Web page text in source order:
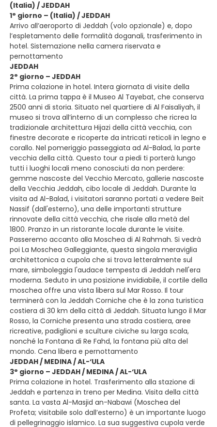
(Italia) / JEDDAH
1° giorno – (Italia) / JEDDAH
Arrivo all’aeroporto di Jeddah (volo opzionale) e, dopo
l’espletamento delle formalità doganali, trasferimento in
hotel. Sistemazione nella camera riservata e
pernottamento
JEDDAH
2° giorno – JEDDAH
Prima colazione in hotel. Intera giornata di visite della
città. La prima tappa è il Museo Al Tayebat, che conserva
2500 anni di storia. Situato nel quartiere di Al Faisaliyah, il
museo si trova all’interno di un complesso che ricrea la
tradizionale architettura Hijazi della città vecchia, con
finestre decorate e ricoperte da intricati reticoli in legno e
corallo. Nel pomeriggio passeggiata ad Al-Balad, la parte
vecchia della città. Questo tour a piedi ti porterà lungo
tutti i luoghi locali meno conosciuti da non perdere:
gemme nascoste del Vecchio Mercato, gallerie nascoste
della Vecchia Jeddah, cibo locale di Jeddah. Durante la
visita ad Al-Balad, i visitatori saranno portati a vedere Beit
Nassif (dall'esterno), una delle importanti strutture
rinnovate della città vecchia, che risale alla metà del
1800. Pranzo in un ristorante locale durante le visite.
Passeremo accanto alla Moschea di Al Rahmah. Si vedrà
poi La Moschea Galleggiante, questa singola meraviglia
architettonica a cupola che si trova letteralmente sul
mare, simboleggia l'audace tempesta di Jeddah nell'era
moderna. Seduto in una posizione invidiabile, il cortile della
moschea offre una vista libera sul Mar Rosso. Il tour
terminerà con la Jeddah Corniche che è la zona turistica
costiera di 30 km della città di Jeddah. Situata lungo il Mar
Rosso, la Corniche presenta una strada costiera, aree
ricreative, padiglioni e sculture civiche su larga scala,
nonché la Fontana di Re Fahd, la fontana più alta del
mondo. Cena libera e pernottamento
JEDDAH / MEDINA / AL-‘ULA
3° giorno – JEDDAH / MEDINA / AL-‘ULA
Prima colazione in hotel. Trasferimento alla stazione di
Jeddah e partenza in treno per Medina. Visita della città
santa. La vasta Al-Masjid an-Nabawi (Moschea del
Profeta; visitabile solo dall’esterno) è un importante luogo
di pellegrinaggio islamico. La sua suggestiva cupola verde